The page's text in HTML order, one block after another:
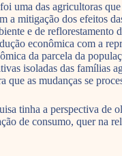
uma das agricultoras
mitigação dos efeitos
e de
econômica com a
da parcela da
isoladas das
que as mudanças se
tinha a perspectiva
de consumo, quer na